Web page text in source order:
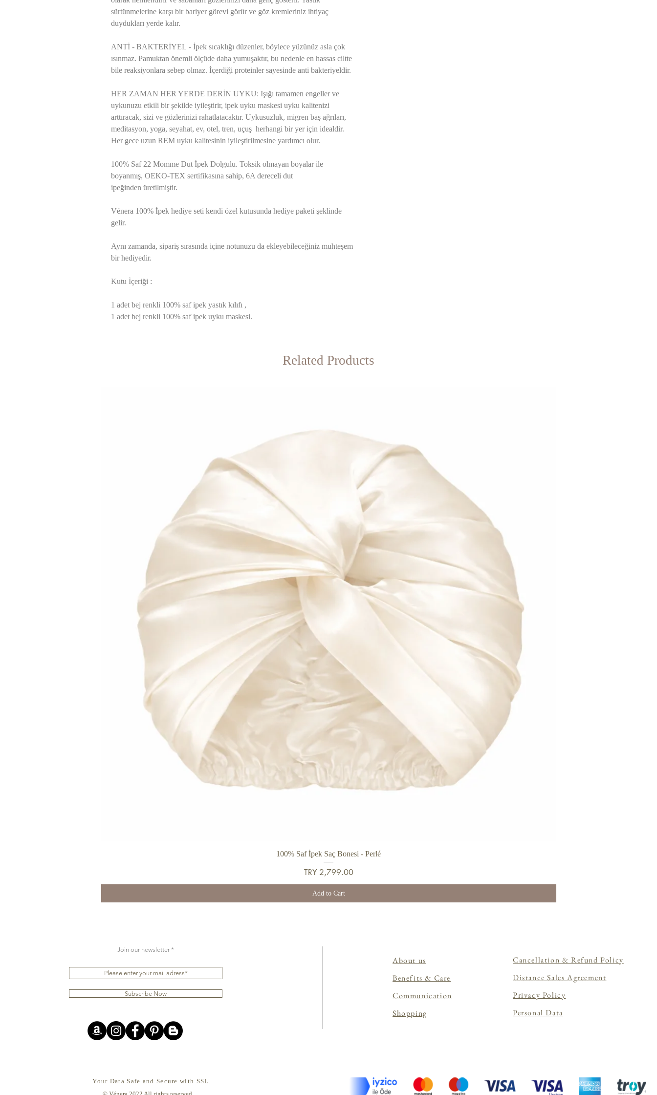
sürtünmelerine karşı bir bariyer görevi görür ve göz kremleriniz ihtiyaç
duydukları yerde kalır.
ANTİ - BAKTERİYEL - İpek sıcaklığı düzenler, böylece yüzünüz asla çok
ısınmaz. Pamuktan önemli ölçüde daha yumuşaktır, bu nedenle en hassas ciltte
bile reaksiyonlara sebep olmaz. İçerdiği proteinler sayesinde anti bakteriyeldir.
HER ZAMAN HER YERDE DERİN UYKU: Işığı tamamen engeller ve
uykunuzu etkili bir şekilde iyileştirir, ipek uyku maskesi uyku kalitenizi
arttıracak, sizi ve gözlerinizi rahatlatacaktır. Uykusuzluk, migren baş ağrıları,
meditasyon, yoga, seyahat, ev, otel, tren, uçuş herhangi bir yer için idealdir.
Her gece uzun REM uyku kalitesinin iyileştirilmesine yardımcı olur.
100% Saf 22 Momme Dut İpek Dolgulu. Toksik olmayan boyalar ile
boyanmış, OEKO-TEX sertifikasına sahip, 6A dereceli dut
ipeğinden üretilmiştir.
Vénera 100% İpek hediye seti kendi özel kutusunda hediye paketi şeklinde
gelir.
Aynı zamanda, sipariş sırasında içine notunuzu da ekleyebileceğiniz muhteşem
bir hediyedir.
Kutu İçeriği :
1 adet bej renkli 100% saf ipek yastık kılıfı ,
1 adet bej renkli 100% saf ipek uyku maskesi.
Related Products
Quick View
100% Saf İpek Saç Bonesi - Perlé
Price
TRY 2,799.00
Add to Cart
Join our newsletter
Subscribe Now
About us
Benefits & Care
Communication
Shopping
Cancellation & Refund Policy
Distance Sales Agreement
Privacy Policy
Personal Data
Your Data Safe and Secure with SSL.